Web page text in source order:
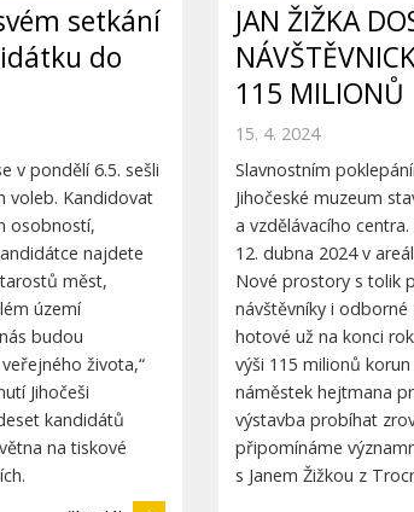
setkání
do
v pondělí 6.5. sešli
voleb. Kandidovat
osobností,
najdete
měst,
území
budou
života,“
Jihočeši
kandidátů
na tiskové
JAN ŽIŽKA
115 MILIONŮ
15. 4. 2024
Slavnostním
Jihočeské muzeum
a vzdělávacího
12. dubna 2024 v
Nové prostory s tolik
návštěvníky i
hotové už na konci
výši 115 milionů
náměstek hejtmana
výstavba probíhat
připomínáme
s Janem Žižkou z